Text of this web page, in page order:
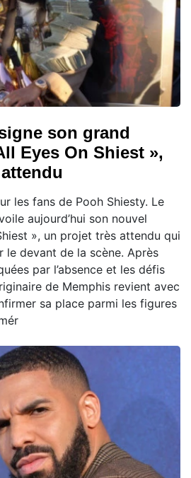
son grand
Eyes On Shiest »,
les fans de Pooh Shiesty. Le
aujourd’hui son nouvel
», un projet très attendu qui
le devant de la scène. Après
par l’absence et les défis
de Memphis revient avec
sa place parmi les figures